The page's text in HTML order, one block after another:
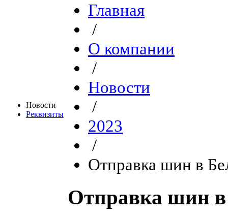
Новости
Реквизиты
Главная
/
О компании
/
Новости
/
2023
/
Отправка шин в
Отправка шин в